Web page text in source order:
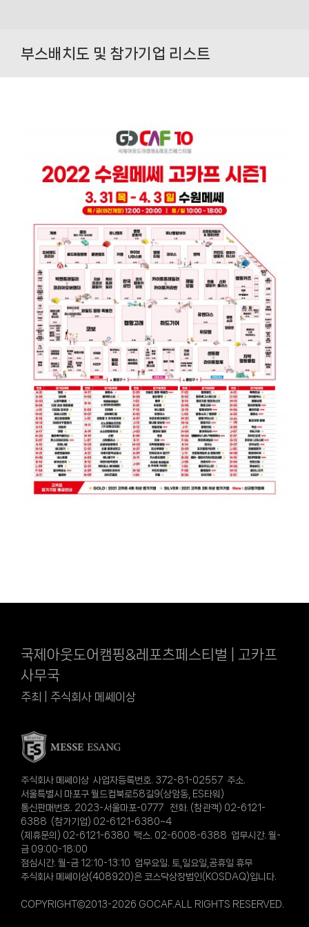
content부스배치도 및 참가기업 리스트
국제아웃도어캠핑&레포츠페스티벌 | 고카프
사무국
주최 | 주식회사 메쎄이상
주식회사 메쎄이상 사업자등록번호. 372-81-02557 주소.
서울특별시 마포구 월드컵북로58길9(상암동, ES타워)
통신판매번호. 2023-서울마포-0777 전화. (참관객) 02-6121-
6388 (참가기업) 02-6121-6380~4
(제휴문의) 02-6121-6380 팩스. 02-6008-6388 업무시간. 월-
금 09:00-18:00
점심시간. 월-금 12:10-13:10 업무요일. 토,일요일,공휴일 휴무
주식회사 메쎄이상(408920)은 코스닥상장법인(KOSDAQ)입니다.
COPYRIGHT©2013-2026 GOCAF.ALL RIGHTS RESERVED.